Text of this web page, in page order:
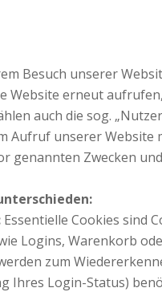
Besuch unserer
Website erneut
auch die sog.
Aufruf unserer
genannten Zwecken
Essentielle Cookies sind
Logins, Warenkorb
zum
Ihres Login-Status)